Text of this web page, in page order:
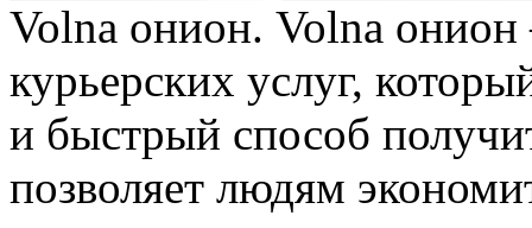
Volna oниoн. Volna
курьерских услуг,
и быстрый способ
позволяет людям